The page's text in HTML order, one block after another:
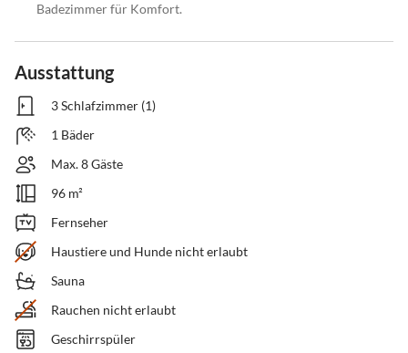
Badezimmer für Komfort.
Ausstattung
3 Schlafzimmer (1)
1 Bäder
Max. 8 Gäste
96 m²
Fernseher
Haustiere und Hunde nicht erlaubt
Sauna
Rauchen nicht erlaubt
Geschirrspüler